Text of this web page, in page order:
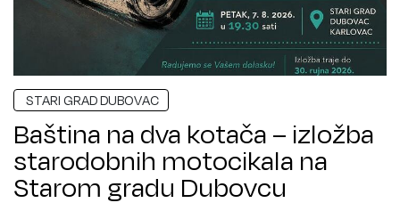
STARI GRAD DUBOVAC
Baština na dva kotača – izložba
starodobnih motocikala na
Starom gradu Dubovcu